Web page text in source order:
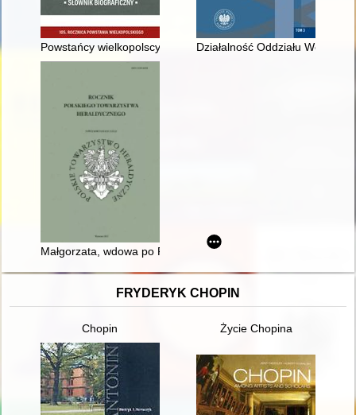
Powstańcy wielkopolscy 1918/1919 związani z ówczesnym
Działalność Oddziału
Małgorzata, wdowa po Przemyśle II, przyczyną wojny
FRYDERYK CHOPIN
Chopin Życie Chopina